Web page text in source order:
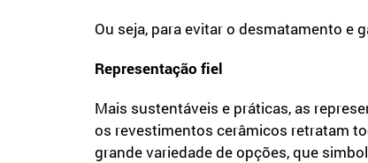
Ou seja, para evitar o desmatamento e
Representação fiel
Mais sustentáveis e práticas, as
os revestimentos cerâmicos retratam
grande variedade de opções, que